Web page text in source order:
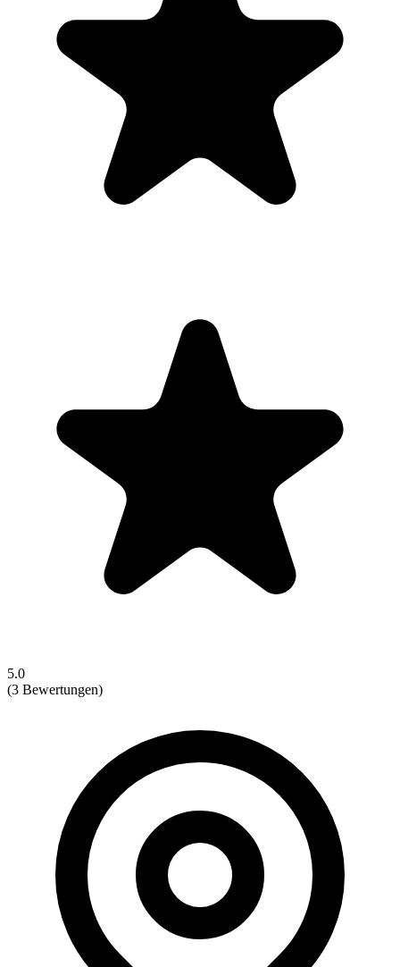
5.0
(3 Bewertungen)